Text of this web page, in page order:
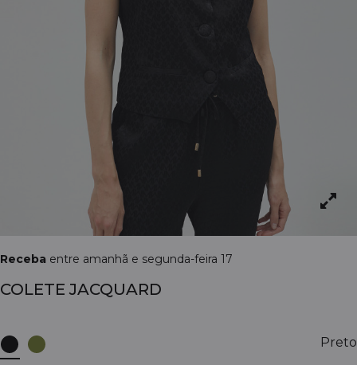
Receba entre amanhã e segunda-feira 17
COLETE JACQUARD
Preto